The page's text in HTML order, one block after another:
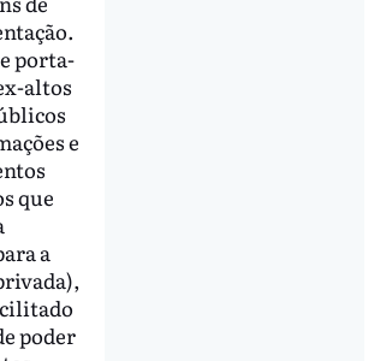
porta-
altos
e
que
a
poder